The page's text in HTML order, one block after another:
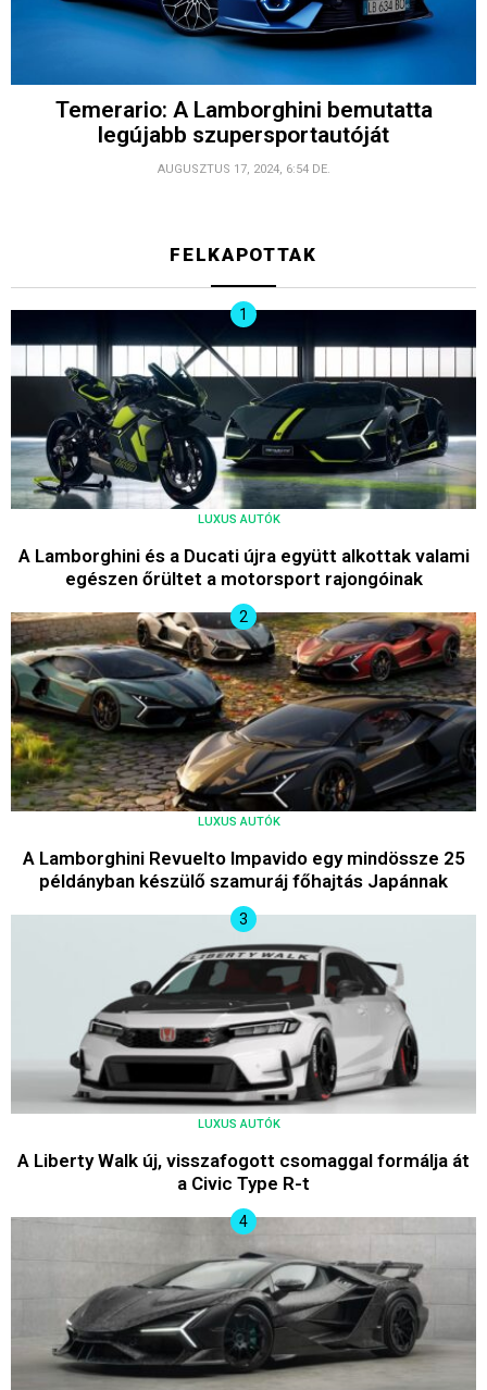
Temerario: A Lamborghini bemutatta
legújabb szupersportautóját
AUGUSZTUS 17, 2024, 6:54 DE.
FELKAPOTTAK
LUXUS AUTÓK
A Lamborghini és a Ducati újra együtt alkottak valami
egészen őrültet a motorsport rajongóinak
LUXUS AUTÓK
A Lamborghini Revuelto Impavido egy mindössze 25
példányban készülő szamuráj főhajtás Japánnak
LUXUS AUTÓK
A Liberty Walk új, visszafogott csomaggal formálja át
a Civic Type R-t